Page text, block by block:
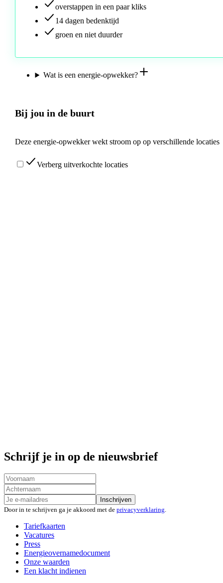
overstappen in een paar kliks
14 dagen bedenktijd
groen en niet duurder
Wat is een energie-opwekker?
Bij jou in de buurt
Deze energie-opwekker wekt stroom op op verschillende locaties
Verberg uitverkochte locaties
Schrijf je in op de nieuwsbrief
Inschrijven
Door in te schrijven ga je akkoord met de privacyverklaring.
Tariefkaarten
Vacatures
Press
Energieovernamedocument
Onze waarden
Een klacht indienen